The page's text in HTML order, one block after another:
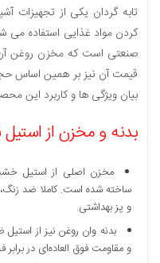
تابه گردان یکی از تجهیزات
کردن مواد غذایی استفاده
صنعتی است که مخزن روغن
قیمت آن نیز بر همین اساس
بیان ویژگی ها و کاربرد این
بدنه و مخزن از استیل
ساخته شده است. کاملا ضد
و پز بهداشتی.
و مقاومت فوق‌ العاده‌ای در برابر